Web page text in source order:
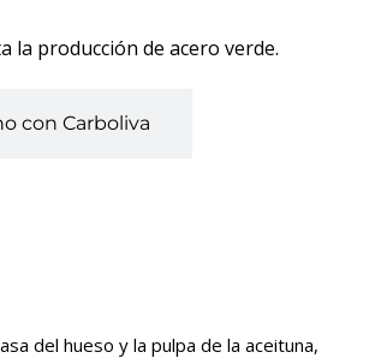
la producción de acero verde.
con Carboliva
del hueso y la pulpa de la aceituna,